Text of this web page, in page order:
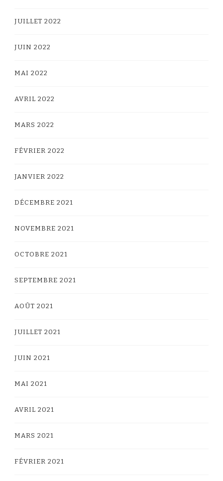
JUILLET 2022
JUIN 2022
MAI 2022
AVRIL 2022
MARS 2022
FÉVRIER 2022
JANVIER 2022
DÉCEMBRE 2021
NOVEMBRE 2021
OCTOBRE 2021
SEPTEMBRE 2021
AOÛT 2021
JUILLET 2021
JUIN 2021
MAI 2021
AVRIL 2021
MARS 2021
FÉVRIER 2021